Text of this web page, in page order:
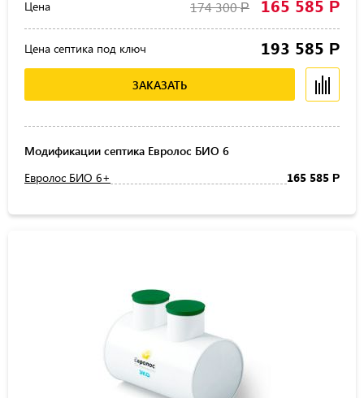
Цена
174 300Р 165 585 Р
Цена септика под ключ 193 585 Р
ЗАКАЗАТЬ
Модификации септика Евролос БИО 6
Евролос БИО 6+
165 585 Р